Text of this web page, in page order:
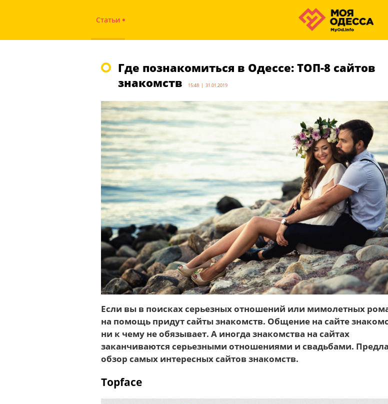
Статьи
Где познакомиться в Одессе: ТОП-8 сайтов
знакомств
15:48 | 31.01.2019
Если вы в поисках серьезных отношений или мимолетных
на помощь придут сайты знакомств. Общение на сайте
ни к чему не обязывает. А иногда знакомства на сайтах
заканчиваются серьезными отношениями и свадьбами.
обзор самых интересных сайтов знакомств.
Topface